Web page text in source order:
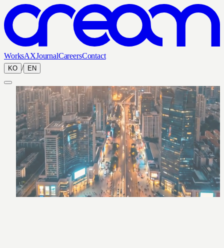
WorksAXJournalCareersContact
KO / EN